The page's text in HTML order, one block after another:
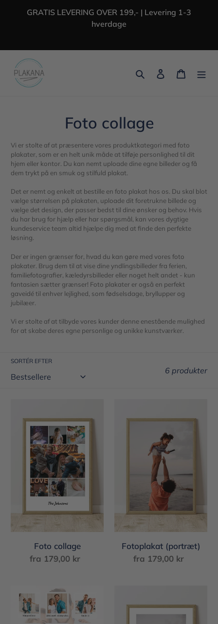
GRATIS LEVERING OVER 199,- | Levering 1-3
hverdage
Søg Log ind
K
o
l
l
e
k
t
i
o
n
Foto collage
Vi er stolte af at præsentere vores produktkategori med foto
plakater, som er en helt unik måde at tilføje personlighed til dit
hjem eller kontor. Du kan nemt uploade dine egne billeder og få
dem trykt på en smuk og stilfuld plakat.
Det er nemt og enkelt at bestille en foto plakat hos os. Du skal blot
vælge størrelsen på plakaten, uploade dit foretrukne billede og
vælge det design, der passer bedst til dine ønsker og behov. Hvis
du har brug for hjælp eller har spørgsmål, kan vores dygtige
kundeservice team altid hjælpe dig med at finde den perfekte
løsning.
Der er ingen grænser for, hvad du kan gøre med vores foto
plakater. Brug dem til at vise dine yndlingsbilleder fra ferien,
familiefotografier, kæledyrsbilleder eller noget helt andet - kun
fantasien sætter grænser! Foto plakater er også en perfekt
gaveidé til enhver lejlighed, som fødselsdage, bryllupper og
jubilæer.
Vi er stolte af at tilbyde vores kunder denne enestående mulighed
for at skabe deres egne personlige og unikke kunstværker.
SORTÉR EFTER
6 produkter
collage
Foto collage
Normalpris
fra 179,00 kr
(portræt)
Fotoplakat (portræt)
Normalpris
fra 179,00 kr
Polaroid
collage
1
m/kant
(portræt)